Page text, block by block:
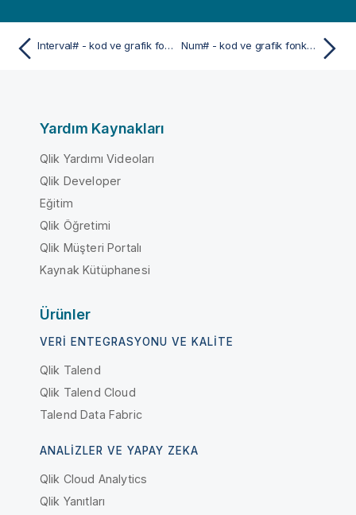
Interval# - kod ve grafik fonksiyonu Num# - kod ve grafik fonksiyonu
Yardım Kaynakları
Qlik Yardımı Videoları
Qlik Developer
Eğitim
Qlik Öğretimi
Qlik Müşteri Portalı
Kaynak Kütüphanesi
Ürünler
VERI ENTEGRASYONU VE KALITE
Qlik Talend
Qlik Talend Cloud
Talend Data Fabric
ANALIZLER VE YAPAY ZEKA
Qlik Cloud Analytics
Qlik Yanıtları